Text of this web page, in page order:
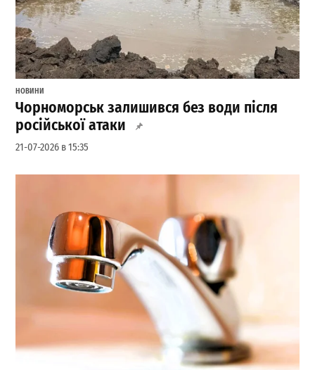
НОВИНИ
Чорноморськ залишився без води після
російської атаки
21-07-2026 в 15:35